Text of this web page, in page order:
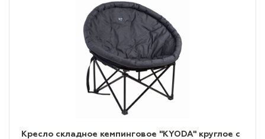
Кресло складное кемпинговое "KYODA" круглое с